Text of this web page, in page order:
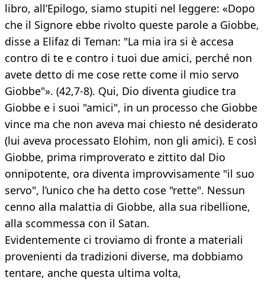
libro, all’Epilogo, siamo stupiti nel leggere: «Dopo
che il Signore ebbe rivolto queste parole a Giobbe,
disse a Elifaz di Teman: "La mia ira si è accesa
contro di te e contro i tuoi due amici, perché non
avete detto di me cose rette come il mio servo
Giobbe"». (42,7-8). Qui, Dio diventa giudice tra
Giobbe e i suoi "amici", in un processo che Giobbe
vince ma che non aveva mai chiesto né desiderato
(lui aveva processato Elohim, non gli amici). E così
Giobbe, prima rimproverato e zittito dal Dio
onnipotente, ora diventa improvvisamente "il suo
servo", l’unico che ha detto cose "rette". Nessun
cenno alla malattia di Giobbe, alla sua ribellione,
alla scommessa con il Satan.
Evidentemente ci troviamo di fronte a materiali
provenienti da tradizioni diverse, ma dobbiamo
tentare, anche questa ultima volta,